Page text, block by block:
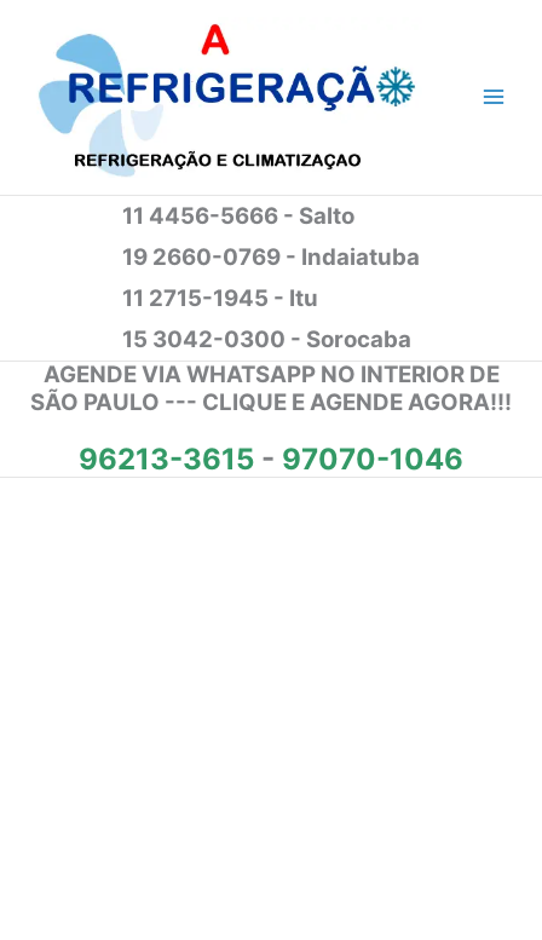
conteúdo
11 4456-5666 - Salto
19 2660-0769 - Indaiatuba
11 2715-1945 - Itu
15 3042-0300 - Sorocaba
AGENDE VIA WHATSAPP NO INTERIOR DE
SÃO PAULO --- CLIQUE E AGENDE AGORA!!!
96213-3615 - 97070-1046